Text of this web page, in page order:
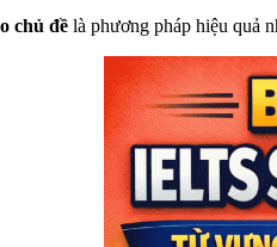
chủ đề là phương pháp hiệu quả